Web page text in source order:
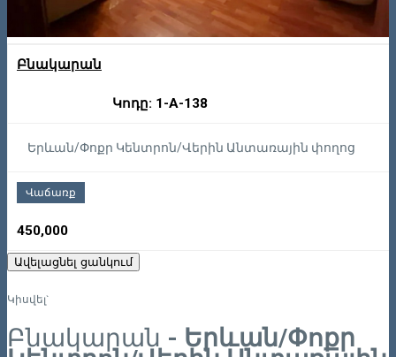
Բնակարան
Կոդը: 1-A-138
Երևան/Փոքր Կենտրոն/Վերին Անտառային փողոց
Վաճառք
450,000
Ավելացնել ցանկում
Կիսվել`
Բնակարան - Երևան/Փոքր